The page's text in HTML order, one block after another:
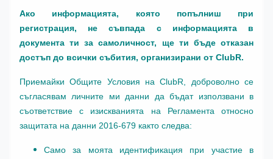
Ако информацията, която попълниш при
регистрация, не съвпада с информацията в
документа ти за самоличност, ще ти бъде отказан
достъп до всички събития, организирани от ClubR.
Приемайки Общите Условия на ClubR, доброволно се
съгласявам личните ми данни да бъдат използвани в
съответствие с изискванията на Регламента относно
защитата на данни 2016-679 както следва:
Само за моята идентификация при участие в